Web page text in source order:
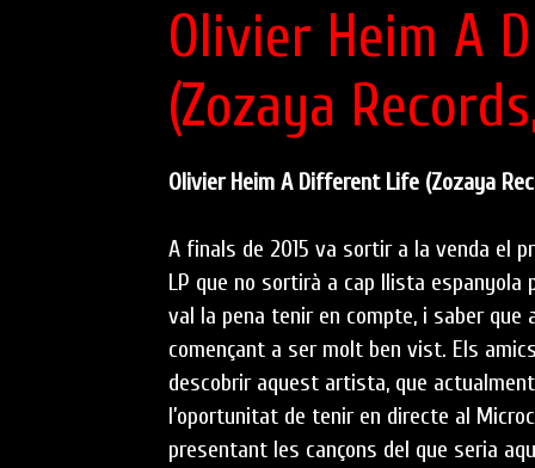
Olivier Heim A
(Zozaya
Olivier Heim A Different Life (Zozaya
A finals de 2015 va sortir a la venda el
LP que no sortirà a cap llista espanyola
val la pena tenir en compte, i saber que
començant a ser molt ben vist. Els
descobrir aquest artista, que
l’oportunitat de tenir en directe al
presentant les cançons del que seria